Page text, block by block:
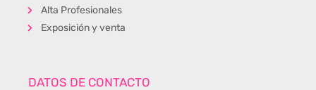
Alta Profesionales
Exposición y venta
DATOS DE CONTACTO